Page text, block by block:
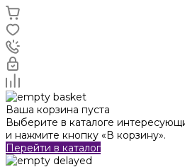
Ваша корзина пуста
Выберите в каталоге
и нажмите кнопку «В корзину».
Перейти в каталог